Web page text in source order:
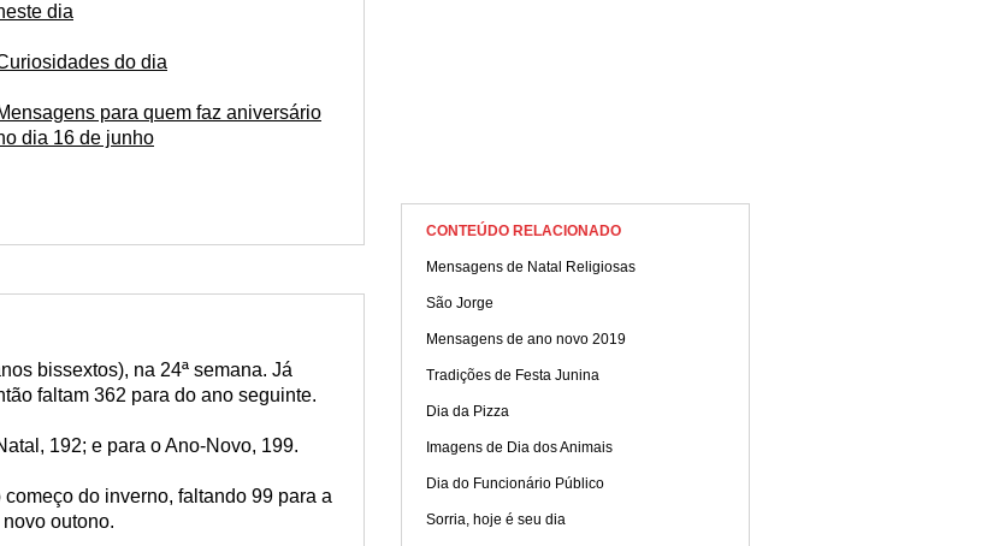
dia
do dia
para quem faz aniversário
dia 16 de junho
bissextos), na 24ª semana. Já
faltam 362 para do ano seguinte.
192; e para o Ano-Novo, 199.
do inverno, faltando 99 para a
outono.
CONTEÚDO RELACIONADO
Mensagens de Natal Religiosas
São Jorge
Mensagens de ano novo 2019
Tradições de Festa Junina
Dia da Pizza
Imagens de Dia dos Animais
Dia do Funcionário Público
Sorria, hoje é seu dia